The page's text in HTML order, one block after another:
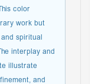
color
work but
spiritual
interplay and
illustrate
and